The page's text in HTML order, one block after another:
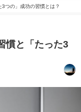
つの」成功の習慣とは？
慣と「たった3